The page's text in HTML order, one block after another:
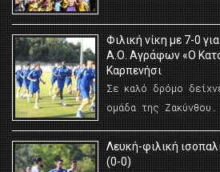
Φιλική νίκη με 7-0
Α.Ο. Αγράφων «Ο
Καρπενήσι
Σε καλό δρόμο
ομάδα της Ζακύνθου.
Λευκή-φιλική
(0-0)